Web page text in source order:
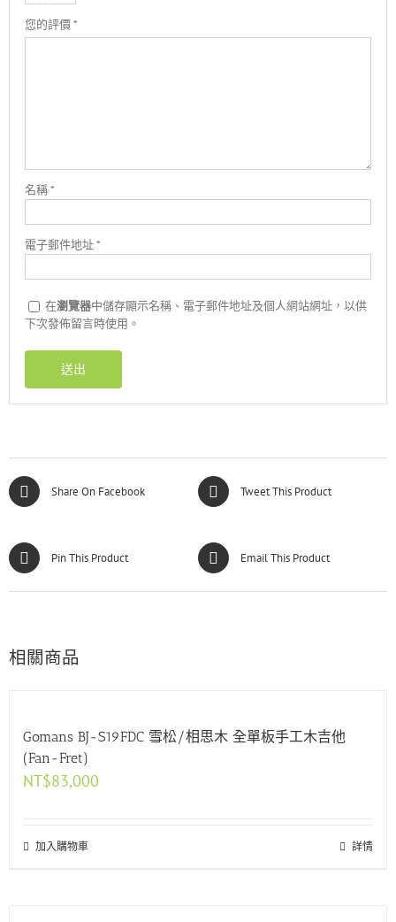
您的評價*
名稱*
電子郵件地址*
在瀏覽器中儲存顯示名稱、電子郵件地址及個人網站網址，以供
下次發佈留言時使用。
Share On Facebook Tweet This Product
Pin This Product Email This Product
相關商品
Gomans BJ-S19FDC 雪松/相思木 全單板手工木吉他
(Fan-Fret)
NT$83,000
加入購物車 詳情